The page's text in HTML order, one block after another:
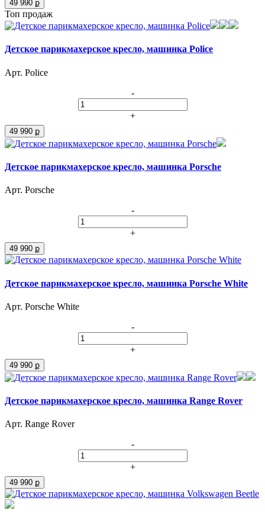
49 990 ք
Топ продаж
Детское парикмахерское кресло, машинка Police
Арт. Police
-
+
49 990 ք
Детское парикмахерское кресло, машинка Porsche
Арт. Porsche
-
+
49 990 ք
Детское парикмахерское кресло, машинка Porsche White
Арт. Porsche White
-
+
49 990 ք
Детское парикмахерское кресло, машинка Range Rover
Арт. Range Rover
-
+
49 990 ք